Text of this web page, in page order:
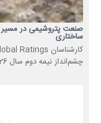
ساختاری
چشم‌انداز نیمه دوم سال 2026،...